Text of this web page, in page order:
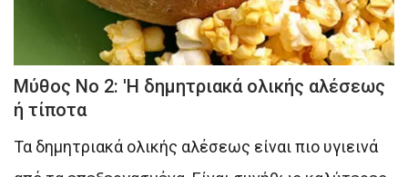
Μύθος Νο 2: ′Η δημητριακά ολικής αλέσεως
ή τίποτα
Τα δημητριακά ολικής αλέσεως είναι πιο υγιεινά